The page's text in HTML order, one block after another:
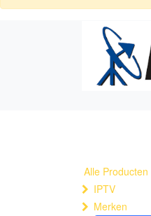
Alle Producten
IPTV
Merken